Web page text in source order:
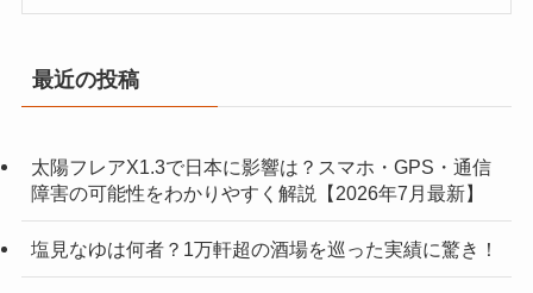
最近の投稿
太陽フレアX1.3で日本に影響は？スマホ・GPS・通信
障害の可能性をわかりやすく解説【2026年7月最新】
塩見なゆは何者？1万軒超の酒場を巡った実績に驚き！